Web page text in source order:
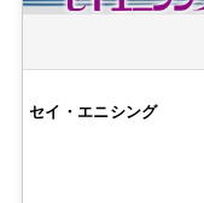
セイ・エニシング